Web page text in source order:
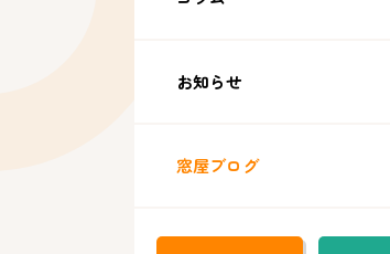
お知らせ
窓屋ブログ